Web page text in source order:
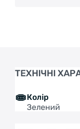
ТЕХНІЧНІ
Колір
Зелений